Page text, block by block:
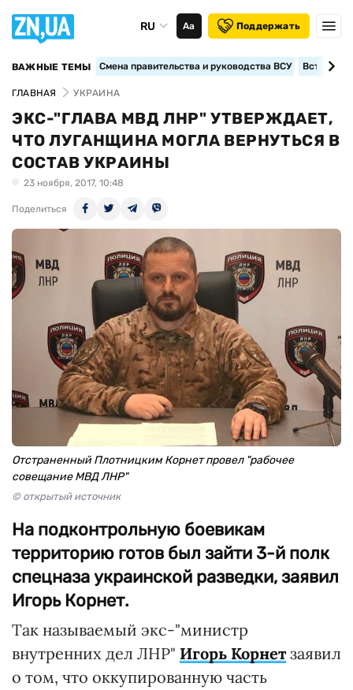
RU Аа Поддержать
ВАЖНЫЕ ТЕМЫ Смена правительства и руководства ВСУ
ГЛАВНАЯ УКРАИНА
ЭКС-"ГЛАВА МВД ЛНР" УТВЕРЖДАЕТ,
ЧТО ЛУГАНЩИНА МОГЛА ВЕРНУТЬСЯ В
СОСТАВ УКРАИНЫ
23 ноября, 2017, 10:48
Поделиться
Отстраненный Плотницким Корнет провел "рабочее
совещание МВД ЛНР"
© открытый источник
На подконтрольную боевикам
территорию готов был зайти 3-й полк
спецназа украинской разведки, заявил
Игорь Корнет.
Так называемый экс-"министр
внутренних дел ЛНР" Игорь Корнетзаявил
о том, что оккупированную часть